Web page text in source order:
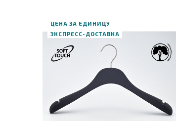
ЦЕНА ЗА ЕДИНИЦУ
ЭКСПРЕСС-ДОСТАВКА